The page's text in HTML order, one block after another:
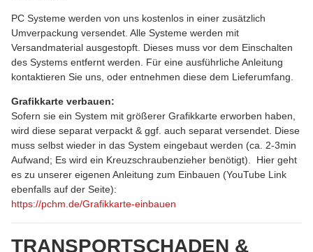
PC Systeme werden von uns kostenlos in einer zusätzlich
Umverpackung versendet. Alle Systeme werden mit
Versandmaterial ausgestopft. Dieses muss vor dem Einschalten
des Systems entfernt werden. Für eine ausführliche Anleitung
kontaktieren Sie uns, oder entnehmen diese dem Lieferumfang.
Grafikkarte verbauen:
Sofern sie ein System mit größerer Grafikkarte erworben haben,
wird diese separat verpackt & ggf. auch separat versendet. Diese
muss selbst wieder in das System eingebaut werden (ca. 2-3min
Aufwand; Es wird ein Kreuzschraubenzieher benötigt). Hier geht
es zu unserer eigenen Anleitung zum Einbauen (YouTube Link
ebenfalls auf der Seite):
https://pchm.de/Grafikkarte-einbauen
TRANSPORTSCHADEN &